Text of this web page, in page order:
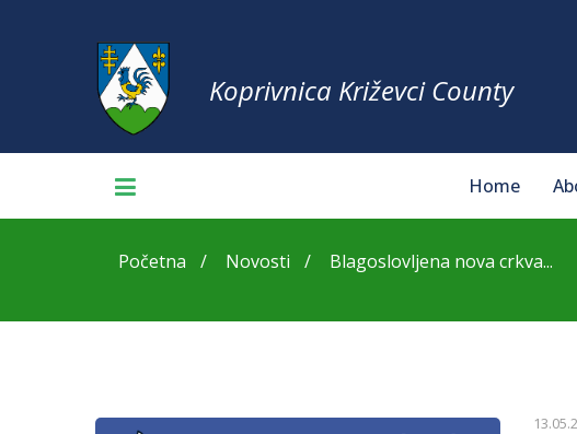
Koprivnica Križevci County
Home
Početna Novosti Blagoslovljena nova crkva...